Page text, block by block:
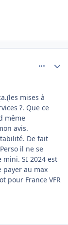
mises à
?. Que ce
même
avis.
De fait
il ne se
mini. SI 2024 est
payer au max
pour France VFR